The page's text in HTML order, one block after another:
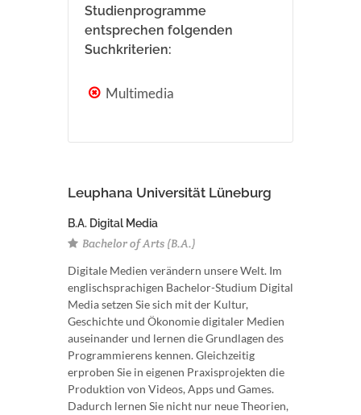
Studienprogramme
entsprechen folgenden
Suchkriterien:
Multimedia
Leuphana Universität Lüneburg
B.A. Digital Media
Bachelor of Arts (B.A.)
Digitale Medien verändern unsere Welt. Im
englischsprachigen Bachelor-Studium Digital
Media setzen Sie sich mit der Kultur,
Geschichte und Ökonomie digitaler Medien
auseinander und lernen die Grundlagen des
Programmierens kennen. Gleichzeitig
erproben Sie in eigenen Praxisprojekten die
Produktion von Videos, Apps und Games.
Dadurch lernen Sie nicht nur neue Theorien,